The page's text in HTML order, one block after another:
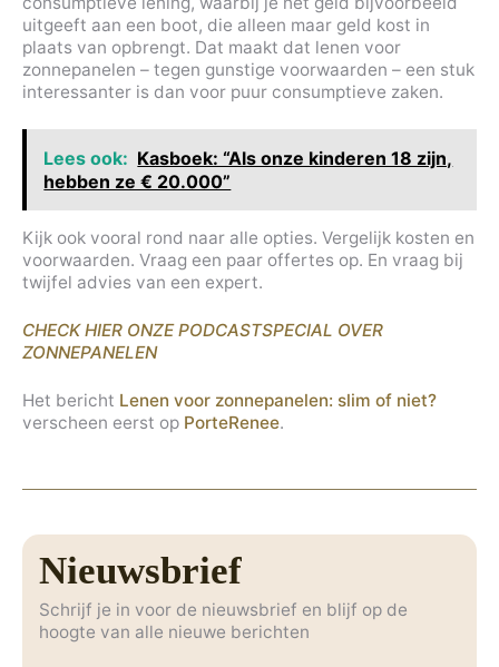
uitgeeft aan een boot, die alleen maar geld kost in
plaats van opbrengt. Dat maakt dat lenen voor
zonnepanelen – tegen gunstige voorwaarden – een stuk
interessanter is dan voor puur consumptieve zaken.
Lees ook: Kasboek: “Als onze kinderen 18 zijn,
hebben ze € 20.000”
Kijk ook vooral rond naar alle opties. Vergelijk kosten en
voorwaarden. Vraag een paar offertes op. En vraag bij
twijfel advies van een expert.
CHECK HIER ONZE PODCASTSPECIAL OVER
ZONNEPANELEN
Het bericht Lenen voor zonnepanelen: slim of niet?
verscheen eerst op PorteRenee.
Nieuwsbrief
Schrijf je in voor de nieuwsbrief en blijf op de
hoogte van alle nieuwe berichten